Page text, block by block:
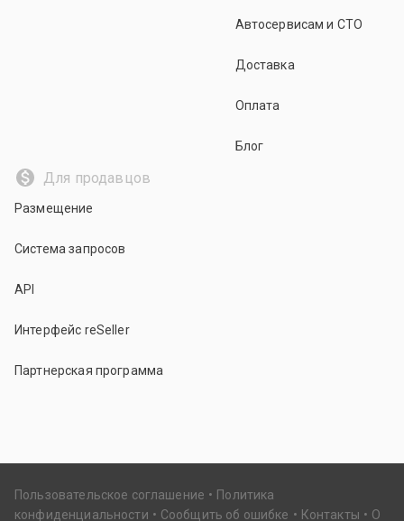
Автосервисам и СТО
Доставка
Оплата
Блог
Для продавцов
Размещение
Система запросов
API
Интерфейс reSeller
Партнерская программа
Пользовательское соглашение
Политика
конфиденциальности
Сообщить об ошибке Контакты О